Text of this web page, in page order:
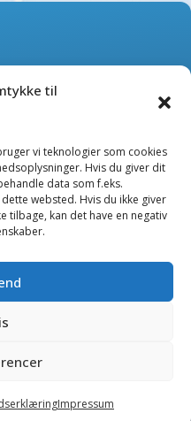
til
vi teknologier som cookies
Hvis du giver dit
data som f.eks.
websted. Hvis du ikke giver
tilbage, kan det have en negativ
Impressum
og få besked om kurser
webshoppen.
og tilbud.
mine data og
tilbud og nyheder.